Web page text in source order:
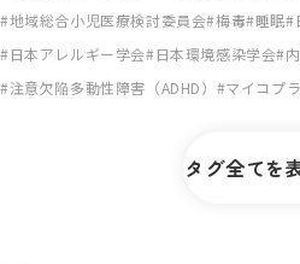
地域総合小児医療検討委員会 梅毒 睡眠
日本アレルギー学会 日本環境感染学会
注意欠陥多動性障害（ADHD）
マイコプ
タグ全てを